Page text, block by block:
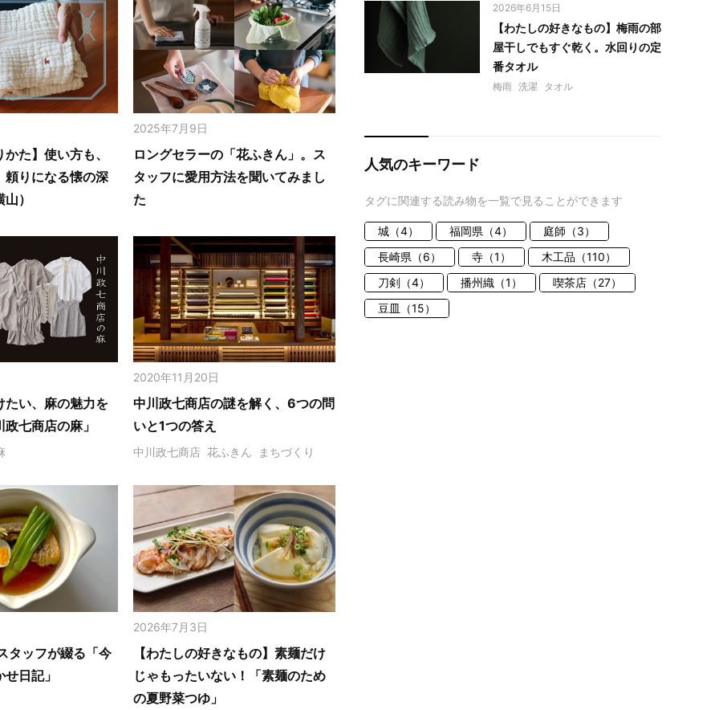
た】使い方も、
頼りになる懐の深
）
2025年7月9日
ロングセラーの「花ふきん」。ス
タッフに愛用方法を聞いてみまし
た
たい、麻の魅力を
七商店の麻」
2020年11月20日
中川政七商店の謎を解く、6つの問
いと1つの答え
中川政七商店 花ふきん まちづくり
タッフが綴る「今
日記」
2026年7月3日
【わたしの好きなもの】素麺だけ
じゃもったいない！「素麺のため
の夏野菜つゆ」
2026年6月15日
【わたしの好きなもの】梅雨の部
屋干しでもすぐ乾く。水回りの定
番タオル
梅雨 洗濯 タオル
人気のキーワード
タグに関連する読み物を一覧で見ることができます
城（4） 福岡県（4）
庭師（3）
長崎県（6）
寺（1）
木工品（110）
刀剣（4）
播州織（1）
喫茶店（27）
豆皿（15）